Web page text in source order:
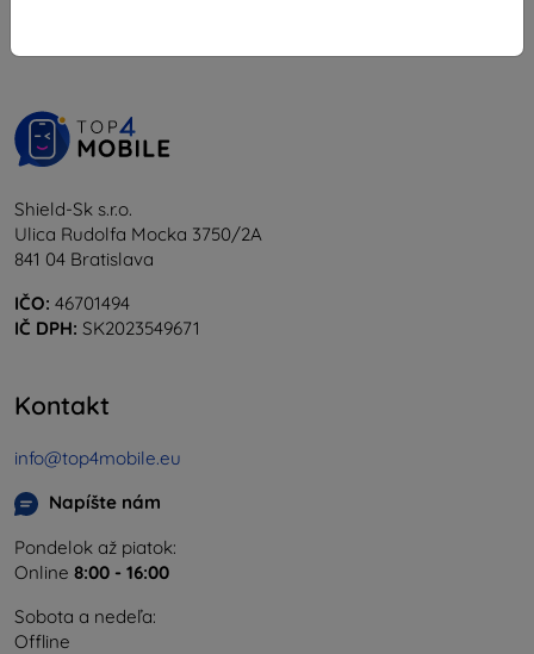
Shield-Sk s.r.o.
Ulica Rudolfa Mocka 3750/2A
841 04 Bratislava
IČO: 46701494
IČ DPH: SK2023549671
Kontakt
info@top4mobile.eu
Napíšte nám
Pondelok až piatok:
Online 8:00 - 16:00
Sobota a nedeľa:
Offline